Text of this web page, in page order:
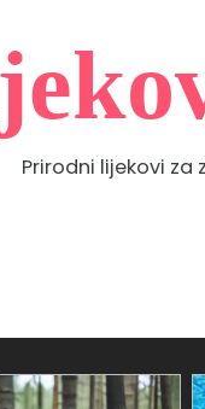
Prirodni lijekovi za